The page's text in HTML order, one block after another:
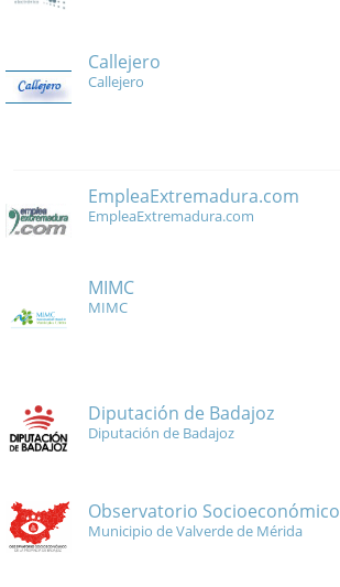
Callejero
Callejero
EmpleaExtremadura.com
EmpleaExtremadura.com
MIMC
MIMC
Diputación de Badajoz
Diputación de Badajoz
Observatorio Socioeconómico
Municipio de Valverde de Mérida